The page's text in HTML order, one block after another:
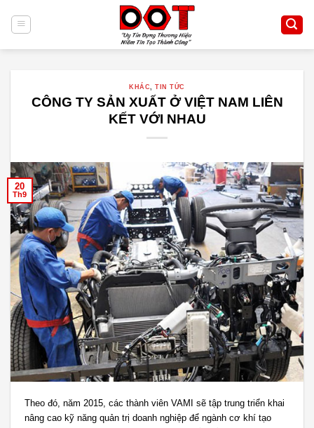
content
KHÁC ,TIN TỨC
CÔNG TY SẢN XUẤT Ở VIỆT NAM LIÊN
KẾT VỚI NHAU
20
Th9
Theo đó, năm 2015, các thành viên VAMI sẽ tập trung triển khai
nâng cao kỹ năng quản trị doanh nghiệp để ngành cơ khí tạo